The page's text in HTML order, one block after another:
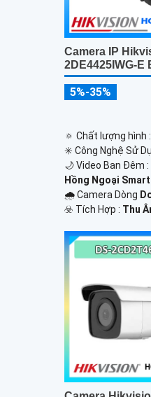
Camera IP
2DE4425IWG-E
5%-35%
🔅 Chất lượng hình :
✳️ Công Nghệ Sử
🌙 Video Ban Đêm :
Hồng Ngoại Smart
🌧️ Camera Dòng
️☣️ Tích Hợp : Thu